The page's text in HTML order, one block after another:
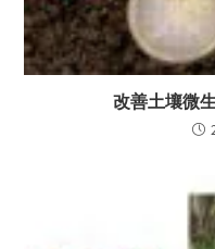
改善土壤微